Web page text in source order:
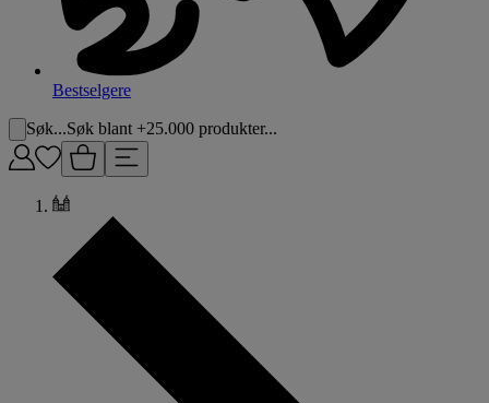
Bestselgere
Søk...Søk blant +25.000 produkter...